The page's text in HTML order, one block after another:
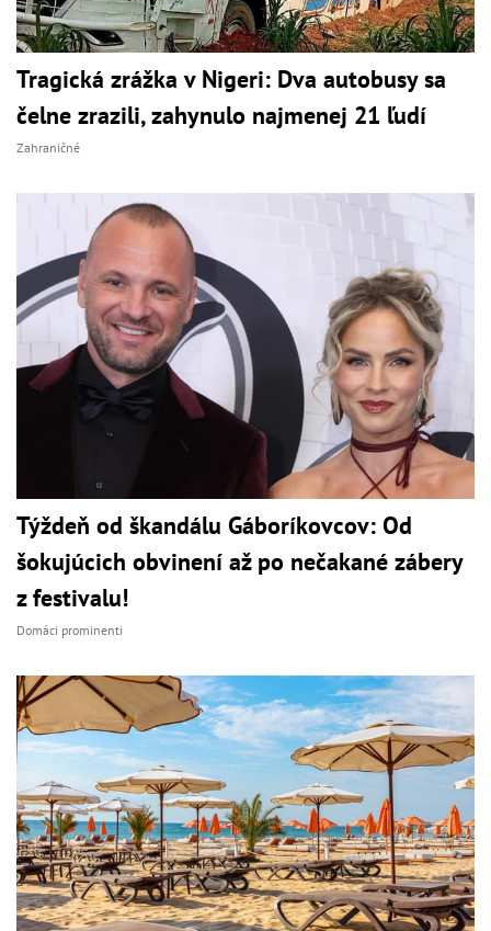
Tragická zrážka v Nigeri: Dva autobusy sa
čelne zrazili, zahynulo najmenej 21 ľudí
Zahraničné
Týždeň od škandálu Gáboríkovcov: Od
šokujúcich obvinení až po nečakané zábery
z festivalu!
Domáci prominenti